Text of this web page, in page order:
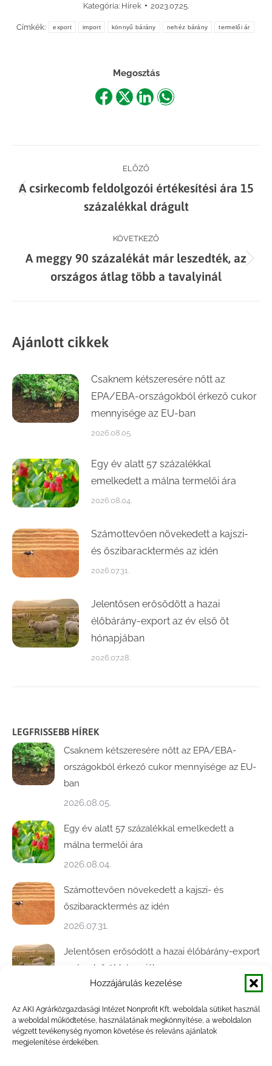
Hozzájárulás kezelése
Az AKI Agrárközgazdasági Intézet Nonprofit Kft. weboldala sütiket használ
a weboldal működtetése, használatának megkönnyítése, a weboldalon
végzett tevékenység nyomon követése és releváns ajánlatok
megjelenítése érdekében.
Kategória: Hírek 2023.07.25.
Címkék: export import könnyű bárány nehéz bárány termelői ár
Megosztás
ShareShareShareShare
navigation
ELŐZŐ
Previous
post:
A csirkecomb feldolgozói értékesítési ára 15
százalékkal drágult
KÖVETKEZŐ
Next
post:
A meggy 90 százalékát már leszedték, az
országos átlag több a tavalyinál
Ajánlott cikkek
Csaknem kétszeresére nőtt az
EPA/EBA-országokból érkező cukor
mennyisége az EU-ban
2026.08.05.
Egy év alatt 57 százalékkal
emelkedett a málna termelői ára
2026.08.04.
Számottevően növekedett a kajszi-
és őszibaracktermés az idén
2026.07.31.
Jelentősen erősödött a hazai
élőbárány-export az év első öt
hónapjában
2026.07.28.
LEGFRISSEBB HÍREK
Csaknem kétszeresére nőtt az EPA/EBA-
országokból érkező cukor mennyisége az EU-
ban
2026.08.05.
Egy év alatt 57 százalékkal emelkedett a
málna termelői ára
2026.08.04.
Számottevően növekedett a kajszi- és
őszibaracktermés az idén
2026.07.31.
Jelentősen erősödött a hazai élőbárány-export
az év első öt hónapjában
2026.07.28.
Közel ötödével bővült a baromfivágás
Magyarországon